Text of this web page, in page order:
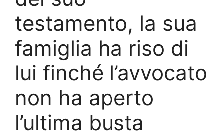
testamento, la sua
famiglia ha riso di
lui finché l’avvocato
non ha aperto
l’ultima busta